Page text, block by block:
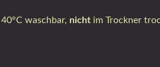
waschbar, nicht im Trockner